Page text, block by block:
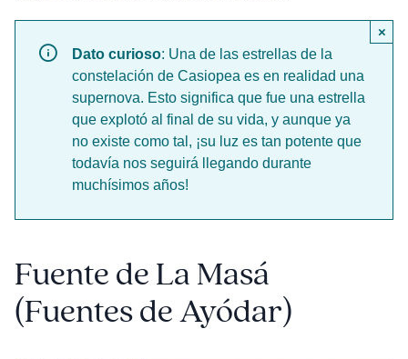
Dato curioso: Una de las estrellas de la
constelación de Casiopea es en realidad una
supernova. Esto significa que fue una estrella
que explotó al final de su vida, y aunque ya
no existe como tal, ¡su luz es tan potente que
todavía nos seguirá llegando durante
muchísimos años!
×
Fuente de La Masá
(Fuentes de Ayódar)